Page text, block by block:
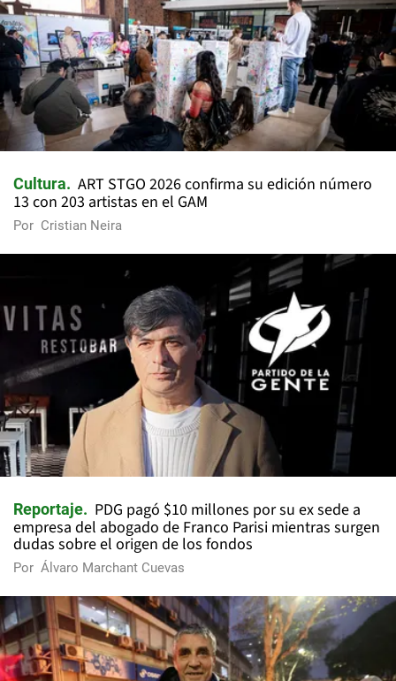
Cultura
ART STGO 2026 confirma su edición número
13 con 203 artistas en el GAM
Por Cristian Neira
Reportaje
PDG pagó $10 millones por su ex sede a
empresa del abogado de Franco Parisi mientras surgen
dudas sobre el origen de los fondos
Por Álvaro Marchant Cuevas